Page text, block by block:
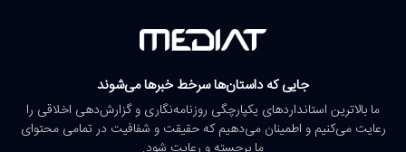
جایی که داستان‌ها سرخط خبرها می‌شوند
ما بالاترین استانداردهای یکپارچگی روزنامه‌نگاری و گزارش‌دهی اخلاقی را
رعایت می‌کنیم و اطمینان می‌دهیم که حقیقت و شفافیت در تمامی محتوای